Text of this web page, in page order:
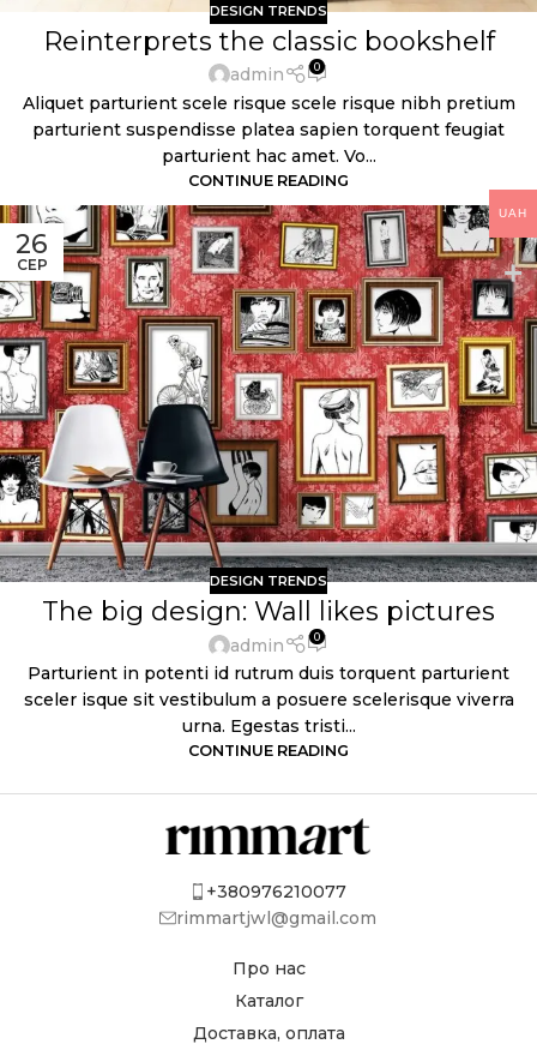
DESIGN TRENDS
Reinterprets the classic bookshelf
admin 0
Aliquet parturient scele risque scele risque nibh pretium
parturient suspendisse platea sapien torquent feugiat
parturient hac amet. Vo...
CONTINUE READING
26
СЕР
DESIGN TRENDS
The big design: Wall likes pictures
admin 0
Parturient in potenti id rutrum duis torquent parturient
sceler isque sit vestibulum a posuere scelerisque viverra
urna. Egestas tristi...
CONTINUE READING
+380976210077
rimmartjwl@gmail.com
Про нас
Каталог
Доставка, оплата
UAH